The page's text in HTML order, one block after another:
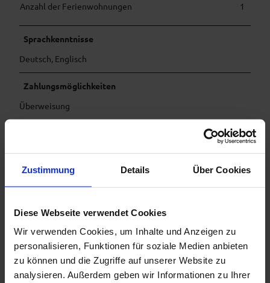
Zustimmung Details Über Cookies
Diese Webseite verwendet Cookies
Wir verwenden Cookies, um Inhalte und Anzeigen zu
personalisieren, Funktionen für soziale Medien anbieten
zu können und die Zugriffe auf unserer Website zu
analysieren. Außerdem geben wir Informationen zu Ihrer
Anzahl der Ferienwohnungen
1
Sprachkenntnisse
Deutsch, Englisch
Zahlungsmöglichkeiten
Überweisung
Anreise mit dem Auto Anreise mit öffentlichen Verkehrsmitteln
NS ab 4 Übernachtungen
Wohnen auf Zeit - ( ermäßigt bei Buchungen ab 4 Wochen)
"Check in" Kühlschrank-Service, Gebühr 10.-€ (Kühlschrank
mit Ihren Wunsch-Lebensmitteln befüllt,
Abrechnung erfolgt mit Kassenbon)
Wir erheben eine Kaution von (100.-€) bar vor Ort, diese wird